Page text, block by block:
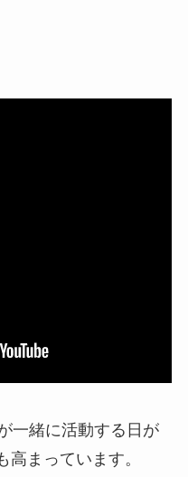
一緒に活動する日が
まっています。